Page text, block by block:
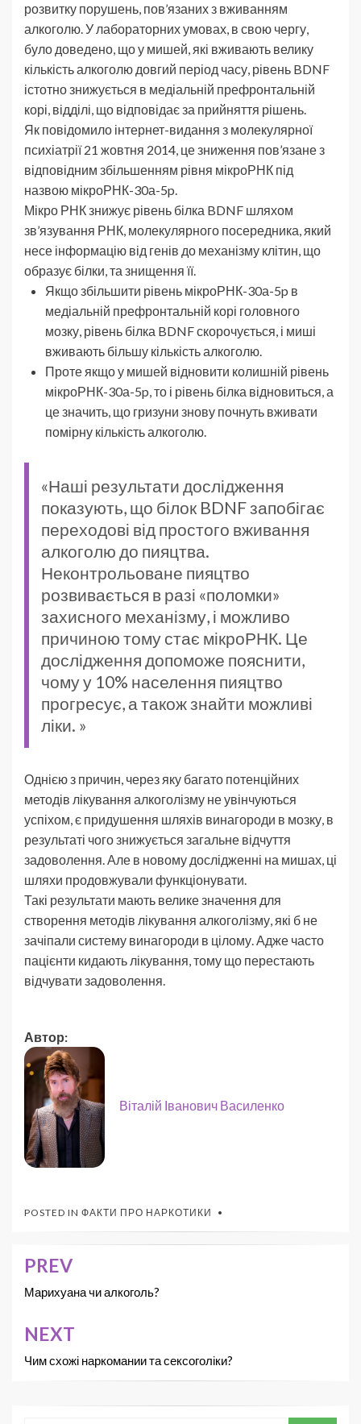
розвитку порушень, пов’язаних з вживанням
алкоголю. У лабораторних умовах, в свою чергу,
було доведено, що у мишей, які вживають велику
кількість алкоголю довгий період часу, рівень BDNF
істотно знижується в медіальній префронтальній
корі, відділі, що відповідає за прийняття рішень.
Як повідомило інтернет-видання з молекулярної
психіатрії 21 жовтня 2014, це зниження пов’язане з
відповідним збільшенням рівня мікроРНК під
назвою мікроРНК-30а-5p.
Мікро РНК знижує рівень білка BDNF шляхом
зв’язування РНК, молекулярного посередника, який
несе інформацію від генів до механізму клітин, що
образує білки, та знищення її.
Якщо збільшити рівень мікроРНК-30а-5p в
медіальній префронтальній корі головного
мозку, рівень білка BDNF скорочується, і миші
вживають більшу кількість алкоголю.
Проте якщо у мишей відновити колишній рівень
мікроРНК-30а-5p, то і рівень білка відновиться, а
це значить, що гризуни знову почнуть вживати
помірну кількість алкоголю.
«Наші результати дослідження
показують, що білок BDNF запобігає
переходові від простого вживання
алкоголю до пияцтва.
Неконтрольоване пияцтво
розвивається в разі «поломки»
захисного механізму, і можливо
причиною тому стає мікроРНК. Це
дослідження допоможе пояснити,
чому у 10% населення пияцтво
прогресує, а також знайти можливі
ліки. »
Однією з причин, через яку багато потенційних
методів лікування алкоголізму не увінчуються
успіхом, є придушення шляхів винагороди в мозку, в
результаті чого знижується загальне відчуття
задоволення. Але в новому дослідженні на мишах, ці
шляхи продовжували функціонувати.
Такі результати мають велике значення для
створення методів лікування алкоголізму, які б не
зачіпали систему винагороди в цілому. Адже часто
пацієнти кидають лікування, тому що перестають
відчувати задоволення.
Автор:
Віталій Іванович Василенко
POSTED IN ФАКТИ ПРО НАРКОТИКИ
PREV
Марихуана чи алкоголь?
NEXT
Чим схожі наркомании та сексоголіки?